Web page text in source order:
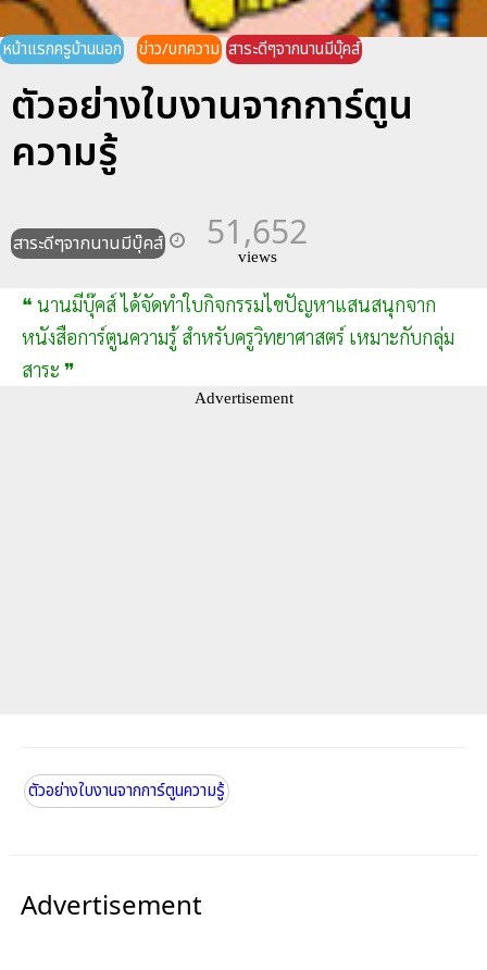
หน้าแรกครูบ้านนอก ข่าว/บทความ สาระดีๆจากนานมีบุ๊คส์
ตัวอย่างใบงานจากการ์ตูน
ความรู้
สาระดีๆจากนานมีบุ๊คส์ 51,652
views
❝ นานมีบุ๊คส์ ได้จัดทำใบกิจกรรมไขปัญหาแสนสนุกจาก
หนังสือการ์ตูนความรู้ สำหรับครูวิทยาศาสตร์ เหมาะกับกลุ่ม
สาระ ❞
Advertisement
ตัวอย่างใบงานจากการ์ตูนความรู้
Advertisement